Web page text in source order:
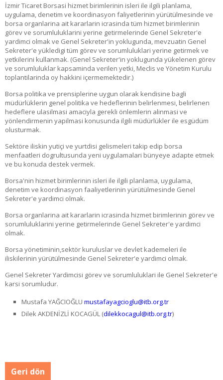
İzmir Ticaret Borsasi hizmet birimlerinin isleri ile ilgili planlama,
uygulama, denetim ve koordinasyon faliyetlerinin yürütülmesinde ve
borsa organlarina ait kararlarin icrasinda tüm hizmet birimlerinin
görev ve sorumluluklarini yerine getirmelerinde Genel Sekreter'e
yardimci olmak ve Genel Sekreter'in yoklugunda, mevzuatin Genel
Sekreter'e yükledigi tüm görev ve sorumluluklari yerine getirmek ve
yetkilerini kullanmak. (Genel Sekreter'in yoklugunda yükelenen görev
ve sorumluluklar kapsaminda verilen yetki, Meclis ve Yönetim Kurulu
toplantilarinda oy hakkini içermemektedir.)
Borsa politika ve prensiplerine uygun olarak kendisine bagli
müdürlüklerin genel politika ve hedeflerinin belirlenmesi, belirlenen
hedeflere ulasilmasi amaciyla gerekli önlemlerin alinmasi ve
yönlendirmenin yapilmasi konusunda ilgili müdürlükler ile esgüdüm
olusturmak.
Sektöre iliskin yutiçi ve yurtdisi gelismeleri takip edip borsa
menfaatleri dogrultusunda yeni uygulamalari bünyeye adapte etmek
ve bu konuda destek vermek.
Borsa'nin hizmet birimlerinin isleri ile ilgili planlama, uygulama,
denetim ve koordinasyon faaliyetlerinin yürütülmesinde Genel
Sekreter'e yardimci olmak.
Borsa organlarina ait kararlarin icrasinda hizmet birimlerinin görev ve
sorumluluklarini yerine getirmelerinde Genel Sekreter'e yardimci
olmak.
Borsa yönetiminin,sektör kuruluslar ve devlet kademeleri ile
iliskilerinin yürütülmesinde Genel Sekreter'e yardimci olmak.
Genel Sekreter Yardimcisi görev ve sorumluluklari ile Genel Sekreter'e
karsi sorumludur.
Mustafa YAĞCIOĞLU mustafayagcioglu@itb.org.tr
Dilek AKDENİZLİ KOCAGÜL (dilekkocagul@itb.org.tr)
Geri dön